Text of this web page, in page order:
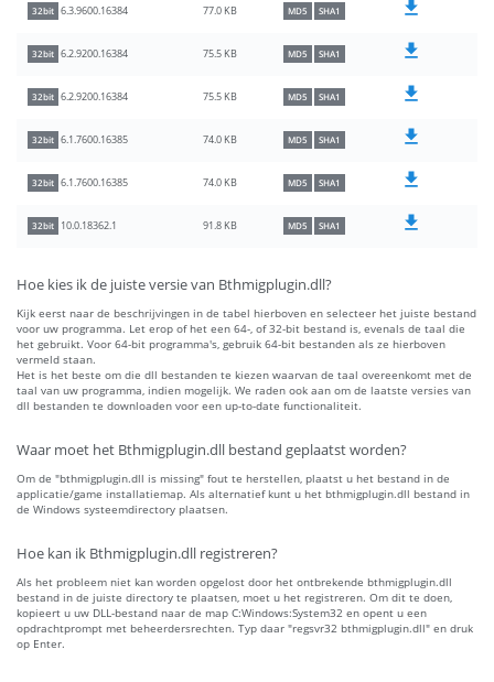
32bit 6.3.9600.16384 77.0 KB MD5 SHA1
32bit 6.2.9200.16384 75.5 KB MD5 SHA1
32bit 6.2.9200.16384 75.5 KB MD5 SHA1
32bit 6.1.7600.16385 74.0 KB MD5 SHA1
32bit 6.1.7600.16385 74.0 KB MD5 SHA1
32bit 10.0.18362.1 91.8 KB MD5 SHA1
Hoe kies ik de juiste versie van Bthmigplugin.dll?
Kijk eerst naar de beschrijvingen in de tabel hierboven en selecteer het juiste bestand
voor uw programma. Let erop of het een 64-, of 32-bit bestand is, evenals de taal die
het gebruikt. Voor 64-bit programma's, gebruik 64-bit bestanden als ze hierboven
vermeld staan.
Het is het beste om die dll bestanden te kiezen waarvan de taal overeenkomt met de
taal van uw programma, indien mogelijk. We raden ook aan om de laatste versies van
dll bestanden te downloaden voor een up-to-date functionaliteit.
Waar moet het Bthmigplugin.dll bestand geplaatst worden?
Om de "bthmigplugin.dll is missing" fout te herstellen, plaatst u het bestand in de
applicatie/game installatiemap. Als alternatief kunt u het bthmigplugin.dll bestand in
de Windows systeemdirectory plaatsen.
Hoe kan ik Bthmigplugin.dll registreren?
Als het probleem niet kan worden opgelost door het ontbrekende bthmigplugin.dll
bestand in de juiste directory te plaatsen, moet u het registreren. Om dit te doen,
kopieert u uw DLL-bestand naar de map C:Windows:System32 en opent u een
opdrachtprompt met beheerdersrechten. Typ daar "regsvr32 bthmigplugin.dll" en druk
op Enter.